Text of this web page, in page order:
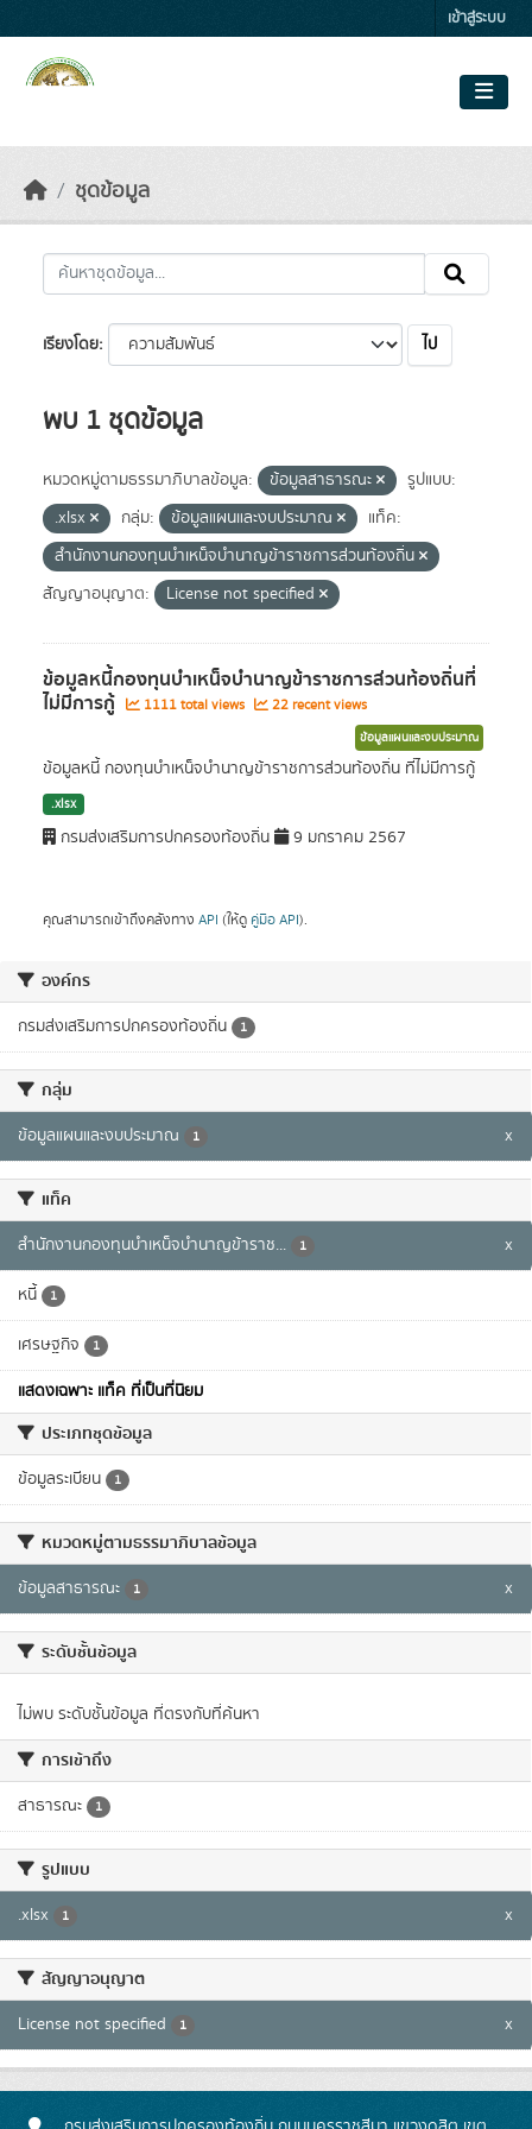
เข้าสู่ระบบ
ชุดข้อมูล
องค์กร
กรมส่งเสริมการปกครองท้องถิ่น 1
กลุ่ม
ข้อมูลแผนและงบประมาณ 1 x
แท็ค
สำนักงานกองทุนบำเหน็จบำนาญข้าราช... 1 x
หนี้ 1
เศรษฐกิจ 1
แสดงเฉพาะ แท็ค ที่เป็นที่นิยม
ประเภทชุดข้อมูล
ข้อมูลระเบียน 1
หมวดหมู่ตามธรรมาภิบาลข้อมูล
ข้อมูลสาธารณะ 1 x
ระดับชั้นข้อมูล
ไม่พบ ระดับชั้นข้อมูล ที่ตรงกับที่ค้นหา
การเข้าถึง
สาธารณะ 1
รูปแบบ
.xlsx 1 x
สัญญาอนุญาต
License not specified 1 x
เรียงโดย ไป
พบ 1 ชุดข้อมูล
หมวดหมู่ตามธรรมาภิบาลข้อมูล: ข้อมูลสาธารณะ
รูปแบบ:
.xlsx
กลุ่ม: ข้อมูลแผนและงบประมาณ
แท็ค:
สำนักงานกองทุนบำเหน็จบำนาญข้าราชการส่วนท้องถิ่น
สัญญาอนุญาต:
License not specified
ข้อมูลหนี้กองทุนบำเหน็จบำนาญข้าราชการส่วนท้องถิ่นที่
ไม่มีการกู้ 1111 total views 22 recent views
ข้อมูลแผนและงบประมาณ
ข้อมูลหนี้ กองทุนบำเหน็จบำนาญข้าราชการส่วนท้องถิ่น ที่ไม่มีการกู้
.xlsx
กรมส่งเสริมการปกครองท้องถิ่น 9 มกราคม 2567
คุณสามารถเข้าถึงคลังทาง API (ให้ดู คู่มือ API).